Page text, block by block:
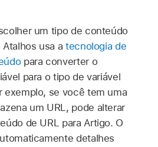
um tipo de conteúdo
usa a tecnologia de
para converter o
para o tipo de variável
exemplo, se você tem uma
um URL, pode alterar
de URL para Artigo. O
detalhes